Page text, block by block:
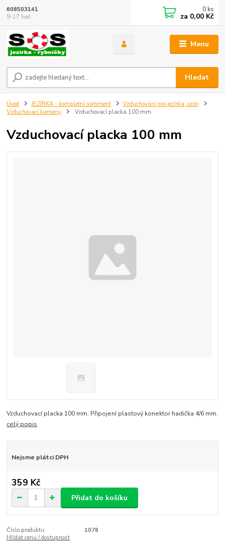
Menu
Hledat
608503141
9-17 hod.
0 ks
za 0,00 Kč
Úvod JEZÍRKA - kompletní sortiment
Vzduchování pro jezírka, ozón
Vzduchovací kameny
Vzduchovací placka 100 mm
Vzduchovací placka 100 mm
Vzduchovací placka 100 mm. Připojení plastový konektor hadička 4/6 mm.
celý popis
Nejsme plátci DPH
359 Kč
Přidat do košíku
Číslo produktu:
1078
Hlídat cenu / dostupnost